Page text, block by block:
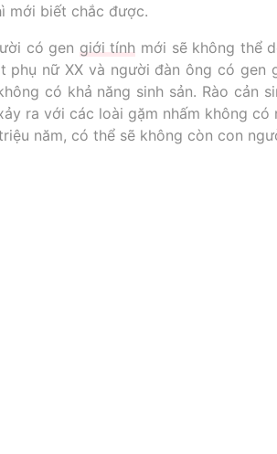
mới biết chắc được.
có gen giới tính mới sẽ không thể
phụ nữ XX và người đàn ông có gen
có khả năng sinh sản. Rào cản
ra với các loài gặm nhấm không có
năm, có thể sẽ không còn con